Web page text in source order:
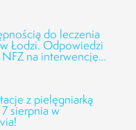
do leczenia
Łodzi. Odpowiedzi
na interwencję
z pielęgniarką
sierpnia w